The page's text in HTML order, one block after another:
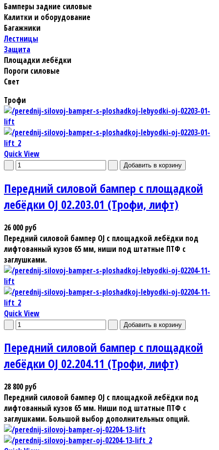
Бамперы задние силовые
Калитки и оборудование
Багажники
Лестницы
Защита
Площадки лебёдки
Пороги силовые
Свет
Трофи
Quick View
Передний силовой бампер с площадкой
лебёдки OJ 02.203.01 (Трофи, лифт)
26 000 руб
Передний силовой бампер OJ с площадкой лебёдки под
лифтованный кузов 65 мм, ниши под штатные ПТФ с
заглушками.
Quick View
Передний силовой бампер с площадкой
лебёдки OJ 02.204.11 (Трофи, лифт)
28 800 руб
Передний силовой бампер OJ с площадкой лебёдки под
лифтованный кузов 65 мм. Ниши под штатные ПТФ с
заглушками. Большой выбор дополнительных опций.